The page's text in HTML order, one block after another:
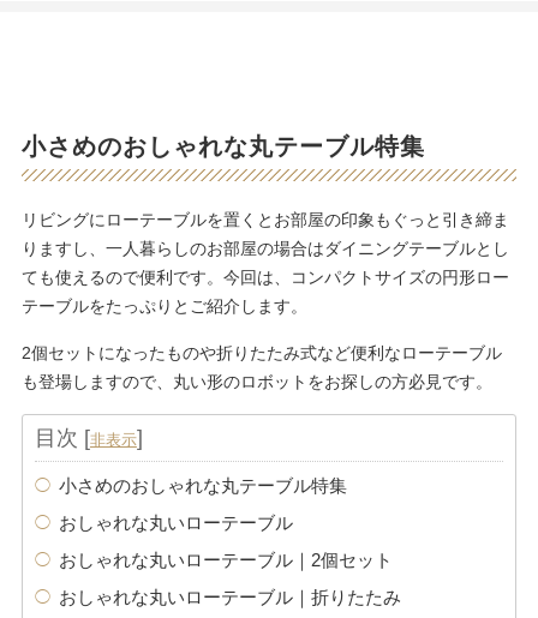
小さめのおしゃれな丸テーブル特集
リビングにローテーブルを置くとお部屋の印象もぐっと引き締ま
りますし、一人暮らしのお部屋の場合はダイニングテーブルとし
ても使えるので便利です。今回は、コンパクトサイズの円形ロー
テーブルをたっぷりとご紹介します。
2個セットになったものや折りたたみ式など便利なローテーブル
も登場しますので、丸い形のロボットをお探しの方必見です。
目次 [非表示]
小さめのおしゃれな丸テーブル特集
おしゃれな丸いローテーブル
おしゃれな丸いローテーブル｜2個セット
おしゃれな丸いローテーブル｜折りたたみ